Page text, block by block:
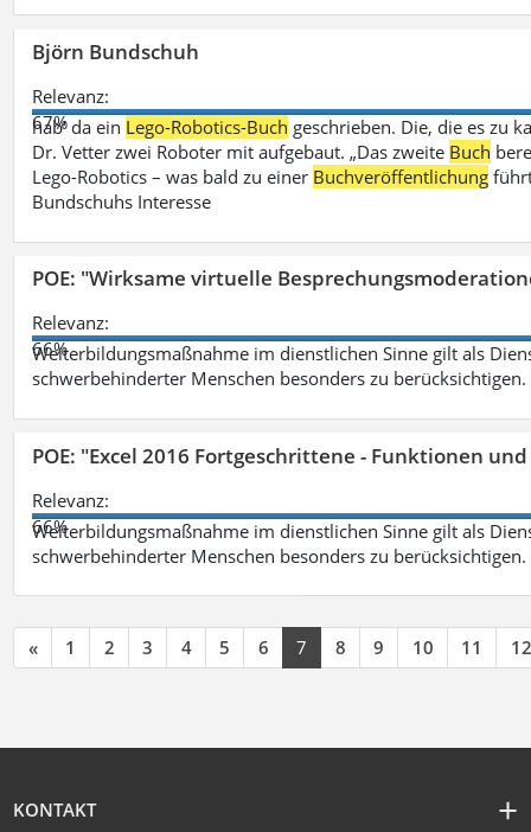
Björn Bundschuh
Relevanz:
67%
hab‘ da ein Lego-Robotics-Buch geschrieben. Die, die es zu
Dr. Vetter zwei Roboter mit aufgebaut. „Das zweite Buch
Lego-Robotics – was bald zu einer Buchveröffentlichung
Bundschuhs Interesse
POE: "Wirksame virtuelle
Relevanz:
66%
Weiterbildungsmaßnahme im dienstlichen Sinne gilt als
schwerbehinderter Menschen besonders zu berücksichtigen.
POE: "Excel 2016 Fortgeschrittene - Funktionen
Relevanz:
66%
Weiterbildungsmaßnahme im dienstlichen Sinne gilt als
schwerbehinderter Menschen besonders zu berücksichtigen.
« 1 2 3 4 5 6 7 8 9 10 11 12
KONTAKT